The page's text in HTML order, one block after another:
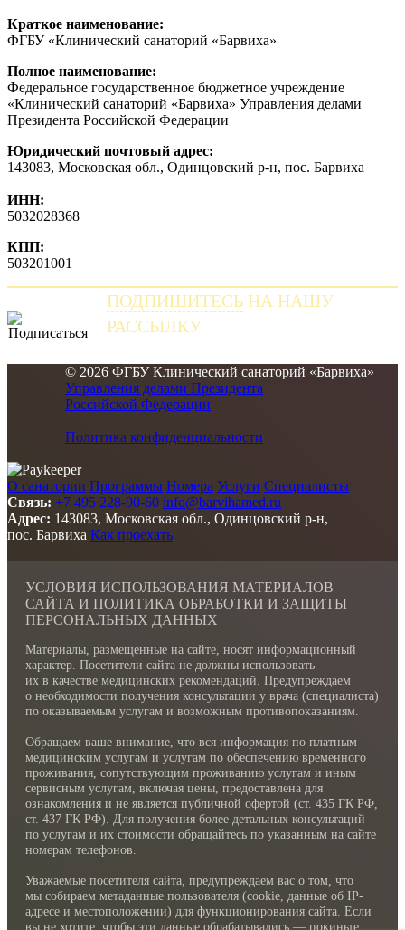
Краткое наименование:
ФГБУ «Клинический санаторий «Барвиха»
Полное наименование:
Федеральное государственное бюджетное учреждение
«Клинический санаторий «Барвиха» Управления делами
Президента Российской Федерации
Юридический почтовый адрес:
143083, Московская обл., Одинцовский р-н, пос. Барвиха
ИНН:
5032028368
КПП:
503201001
ПОДПИШИТЕСЬ НА НАШУ
РАССЫЛКУ
© 2026 ФГБУ Клинический санаторий «Барвиха»
Управления делами Президента
Российской Федерации
Политика конфиденциальности
О санатории Программы Номера Услуги Специалисты
Связь: +7 495 228-90-60 info@barvihamed.ru
Адрес: 143083, Московская обл., Одинцовский р-н,
пос. Барвиха Как проехать
УСЛОВИЯ ИСПОЛЬЗОВАНИЯ МАТЕРИАЛОВ
САЙТА И ПОЛИТИКА ОБРАБОТКИ И ЗАЩИТЫ
ПЕРСОНАЛЬНЫХ ДАННЫХ
Материалы, размещенные на сайте, носят информационный
характер. Посетители сайта не должны использовать
их в качестве медицинских рекомендаций. Предупреждаем
о необходимости получения консультации у врача (специалиста)
по оказываемым услугам и возможным противопоказаниям.
Обращаем ваше внимание, что вся информация по платным
медицинским услугам и услугам по обеспечению временного
проживания, сопутствующим проживанию услугам и иным
сервисным услугам, включая цены, предоставлена для
ознакомления и не является публичной офертой (ст. 435 ГК РФ,
cт. 437 ГК РФ). Для получения более детальных консультаций
по услугам и их стоимости обращайтесь по указанным на сайте
номерам телефонов.
Уважаемые посетителя сайта, предупреждаем вас о том, что
мы собираем метаданные пользователя (cookie, данные об IP-
адресе и местоположении) для функционирования сайта. Если
вы не хотите, чтобы эти данные обрабатывались — покиньте